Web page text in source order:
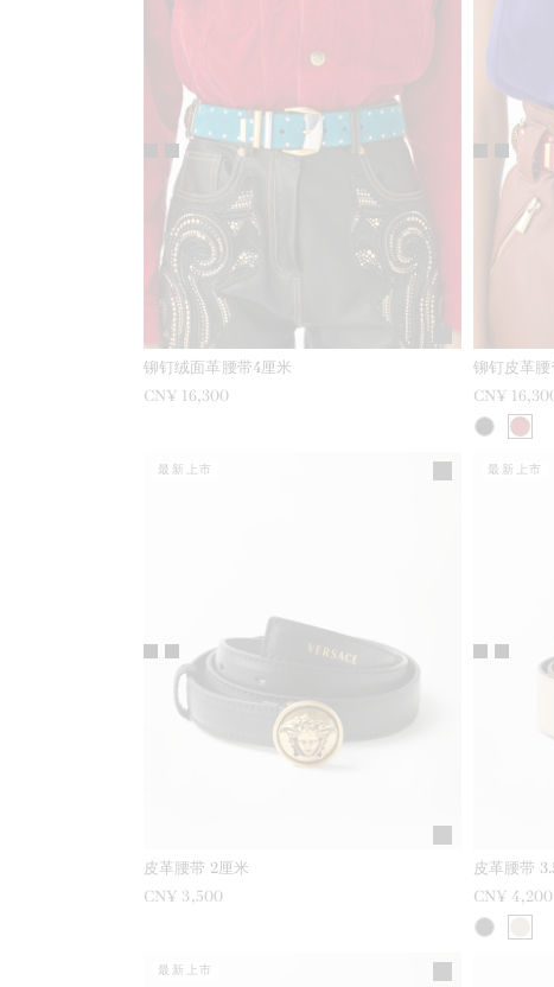
铆钉绒面革腰带4厘米
CN¥ 16,300
铆钉皮革
CN¥
皮革腰带 2厘米
CN¥ 3,500
最新上市
皮革腰带
CN¥ 4,200
最新上市
最新上市